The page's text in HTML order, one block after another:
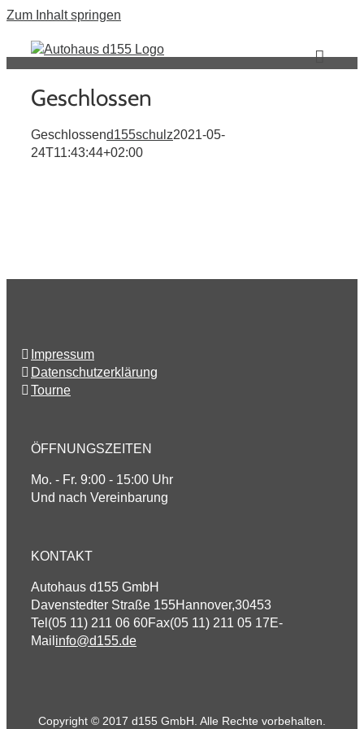
Zum Inhalt springen
Geschlossen
Geschlossend155schulz2021-05-
24T11:43:44+02:00
Impressum
Datenschutzerklärung
Tourne
ÖFFNUNGSZEITEN
Mo. - Fr. 9:00 - 15:00 Uhr
Und nach Vereinbarung
KONTAKT
Autohaus d155 GmbH
Davenstedter Straße 155Hannover,30453
Tel (05 11) 211 06 60Fax(05 11) 211 05 17E-
Mail info@d155.de
Copyright © 2017 d155 GmbH. Alle Rechte vorbehalten.